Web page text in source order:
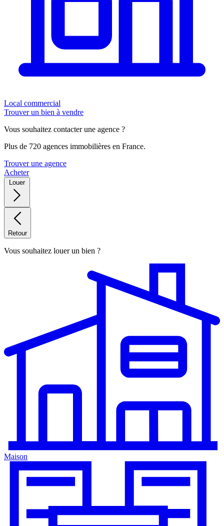
Local commercial
Trouver un bien à vendre
Vous souhaitez contacter une agence ?
Plus de 720 agences immobilières en France.
Trouver une agence
Acheter
Louer
Retour
Vous souhaitez louer un bien ?
Maison